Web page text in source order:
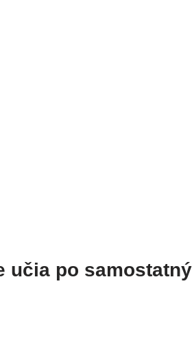
učia po